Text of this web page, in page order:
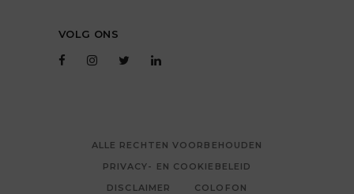
VOLG ONS
ALLE RECHTEN VOORBEHOUDEN
PRIVACY- EN COOKIEBELEID
DISCLAIMER
COLOFON